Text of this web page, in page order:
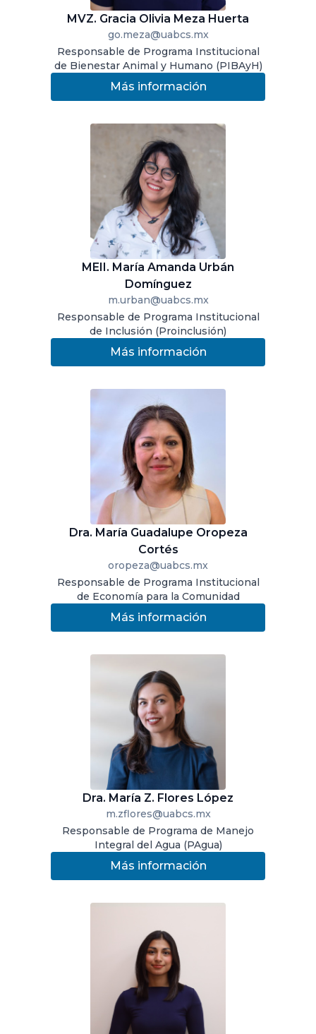
MVZ. Gracia Olivia Meza Huerta
go.meza@uabcs.mx
Responsable de Programa Institucional
de Bienestar Animal y Humano (PIBAyH)
Más información
MEII. María Amanda Urbán
Domínguez
m.urban@uabcs.mx
Responsable de Programa Institucional
de Inclusión (Proinclusión)
Más información
Dra. María Guadalupe Oropeza
Cortés
oropeza@uabcs.mx
Responsable de Programa Institucional
de Economía para la Comunidad
Más información
Dra. María Z. Flores López
m.zflores@uabcs.mx
Responsable de Programa de Manejo
Integral del Agua (PAgua)
Más información